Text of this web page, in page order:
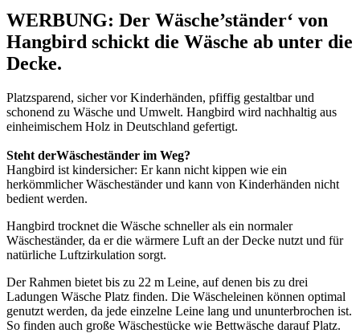
WERBUNG: Der Wäsche’ständer‘ von
Hangbird schickt die Wäsche ab unter die
Decke.
Platzsparend, sicher vor Kinderhänden, pfiffig gestaltbar und
schonend zu Wäsche und Umwelt. Hangbird wird nachhaltig aus
einheimischem Holz in Deutschland gefertigt.
Steht derWäscheständer im Weg?
Hangbird ist kindersicher: Er kann nicht kippen wie ein
herkömmlicher Wäscheständer und kann von Kinderhänden nicht
bedient werden.
Hangbird trocknet die Wäsche schneller als ein normaler
Wäscheständer, da er die wärmere Luft an der Decke nutzt und für
natürliche Luftzirkulation sorgt.
Der Rahmen bietet bis zu 22 m Leine, auf denen bis zu drei
Ladungen Wäsche Platz finden. Die Wäscheleinen können optimal
genutzt werden, da jede einzelne Leine lang und ununterbrochen ist.
So finden auch große Wäschestücke wie Bettwäsche darauf Platz.